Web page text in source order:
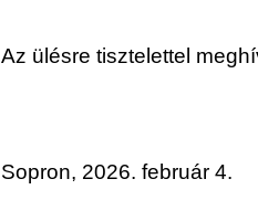
Az ülésre tisztelettel
Sopron, 2026. február 4.